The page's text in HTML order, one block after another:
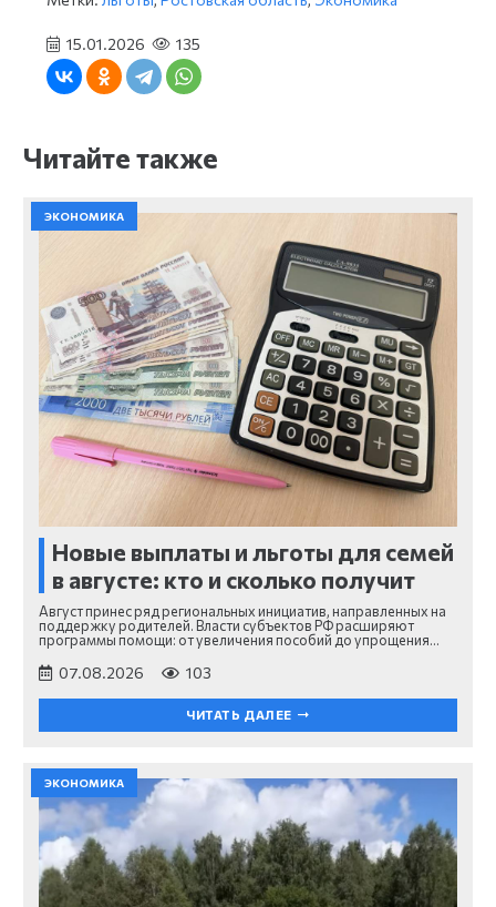
15.01.2026 135
Читайте также
ЭКОНОМИКА
Новые выплаты и льготы для семей
в августе: кто и сколько получит
Август принес ряд региональных инициатив, направленных на
поддержку родителей. Власти субъектов РФ расширяют
программы помощи: от увеличения пособий до упрощения…
07.08.2026 103
ЧИТАТЬ ДАЛЕЕ
ЭКОНОМИКА